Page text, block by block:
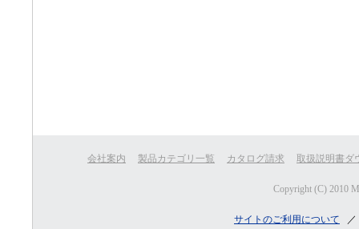
会社案内 製品カテゴリ一覧 カタログ請求 取扱説明書ダ
Copyright (C) 2010
サイトのご利用について